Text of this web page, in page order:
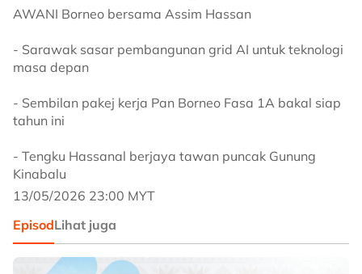
AWANI Borneo bersama Assim Hassan
- Sarawak sasar pembangunan grid AI untuk teknologi
masa depan
- Sembilan pakej kerja Pan Borneo Fasa 1A bakal siap
tahun ini
- Tengku Hassanal berjaya tawan puncak Gunung
Kinabalu
13/05/2026 23:00 MYT
EpisodLihat juga